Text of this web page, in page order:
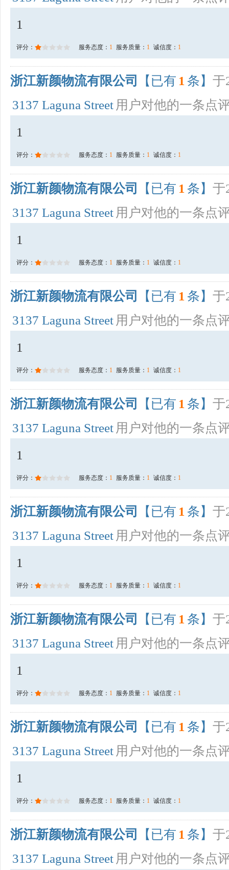
1
评分： 服务态度： 1 服务质量： 1 诚信度： 1
浙江新颜物流有限公司 【已有 1 条】 于
3137 Laguna Street 用户对他的一条点
1
评分： 服务态度： 1 服务质量： 1 诚信度： 1
浙江新颜物流有限公司 【已有 1 条】 于
3137 Laguna Street 用户对他的一条点
1
评分： 服务态度： 1 服务质量： 1 诚信度： 1
浙江新颜物流有限公司 【已有 1 条】 于
3137 Laguna Street 用户对他的一条点
1
评分： 服务态度： 1 服务质量： 1 诚信度： 1
浙江新颜物流有限公司 【已有 1 条】 于
3137 Laguna Street 用户对他的一条点
1
评分： 服务态度： 1 服务质量： 1 诚信度： 1
浙江新颜物流有限公司 【已有 1 条】 于
3137 Laguna Street 用户对他的一条点
1
评分： 服务态度： 1 服务质量： 1 诚信度： 1
浙江新颜物流有限公司 【已有 1 条】 于
3137 Laguna Street 用户对他的一条点
1
评分： 服务态度： 1 服务质量： 1 诚信度： 1
浙江新颜物流有限公司 【已有 1 条】 于
3137 Laguna Street 用户对他的一条点
1
评分： 服务态度： 1 服务质量： 1 诚信度： 1
浙江新颜物流有限公司 【已有 1 条】 于
3137 Laguna Street 用户对他的一条点